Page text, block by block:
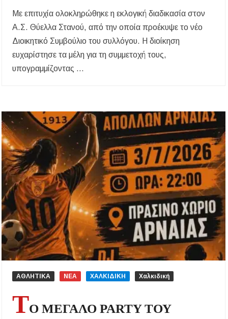
Με επιτυχία ολοκληρώθηκε η εκλογική διαδικασία στον
Α.Σ. Θύελλα Στανού, από την οποία προέκυψε το νέο
Διοικητικό Συμβούλιο του συλλόγου. Η διοίκηση
ευχαρίστησε τα μέλη για τη συμμετοχή τους,
υπογραμμίζοντας …
ΑΘΛΗΤΙΚΑ ΝΕΑ ΧΑΛΚΙΔΙΚΗ Χαλκιδική
ΤΟ ΜΕΓΑΛΟ PARTY ΤΟΥ